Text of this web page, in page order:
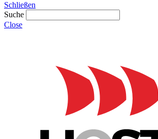
Schließen
Suche
Close